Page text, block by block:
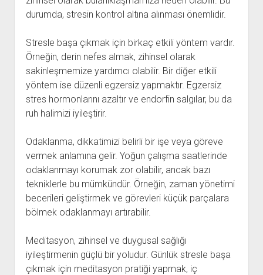
durumda, stresin kontrol altına alınması önemlidir.
Stresle başa çıkmak için birkaç etkili yöntem vardır.
Örneğin, derin nefes almak, zihinsel olarak
sakinleşmemize yardımcı olabilir. Bir diğer etkili
yöntem ise düzenli egzersiz yapmaktır. Egzersiz
stres hormonlarını azaltır ve endorfin salgılar, bu da
ruh halimizi iyileştirir.
Odaklanma, dikkatimizi belirli bir işe veya göreve
vermek anlamına gelir. Yoğun çalışma saatlerinde
odaklanmayı korumak zor olabilir, ancak bazı
tekniklerle bu mümkündür. Örneğin, zaman yönetimi
becerileri geliştirmek ve görevleri küçük parçalara
bölmek odaklanmayı artırabilir.
Meditasyon, zihinsel ve duygusal sağlığı
iyileştirmenin güçlü bir yoludur. Günlük stresle başa
çıkmak için meditasyon pratiği yapmak, iç